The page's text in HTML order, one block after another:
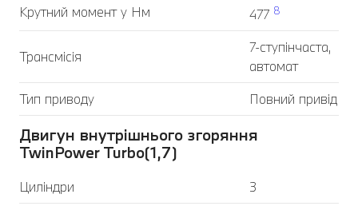
Крутний момент у Нм 477 8
Трансмісія
7-ступінчаста,
автомат
Тип приводу
Повний привід
Двигун внутрішнього згоряння
TwinPower Turbo(1,7)
Циліндри
3